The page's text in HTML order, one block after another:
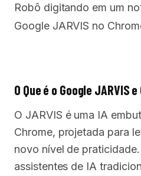
Robô digitando em um
Google JARVIS no
O Que é o Google JARVIS
O JARVIS é uma IA
Chrome, projetada para
novo nível de
assistentes de IA